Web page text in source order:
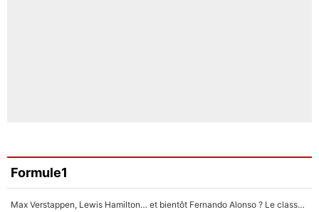
Formule1
Max Verstappen, Lewis Hamilton… et bientôt Fernando Alonso ? Le classement des pilotes les mieux payés en Formule 1 risque de changer !